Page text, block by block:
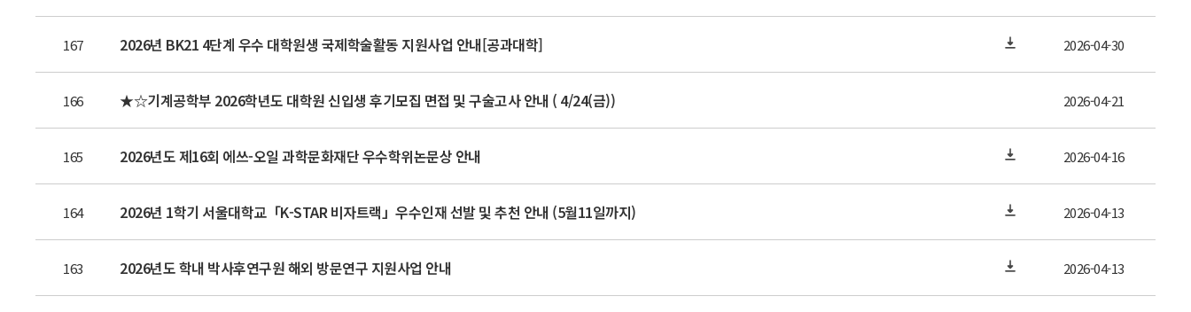
167 2026년 BK21 4단계 우수 대학원생 국제학술활동 지원사업 안내[공과대학] 2026-04-30
166 ★☆기계공학부 2026학년도 대학원 신입생 후기모집 면접 및 구술고사 안내 ( 4/24(금)) 2026-04-21
165 2026년도 제16회 에쓰-오일 과학문화재단 우수학위논문상 안내 2026-04-16
164 2026년 1학기 서울대학교「K-STAR 비자트랙」우수인재 선발 및 추천 안내 (5월11일까지) 2026-04-13
163 2026년도 학내 박사후연구원 해외 방문연구 지원사업 안내 2026-04-13